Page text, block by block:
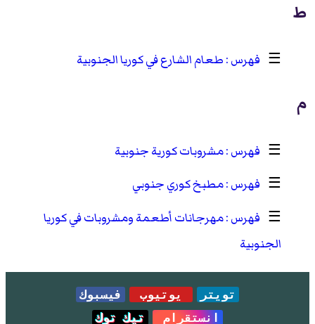
ط
☰ طعام الشارع في كوريا الجنوبية
م
☰
مشروبات كورية جنوبية
☰
مطبخ كوري جنوبي
☰
مهرجانات أطعمة ومشروبات في كوريا
الجنوبية
تويتر يوتيوب
فيسبوك
انستقرام
تيك توك